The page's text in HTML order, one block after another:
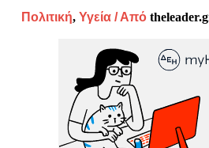
Πολιτική, Υγεία/ Από